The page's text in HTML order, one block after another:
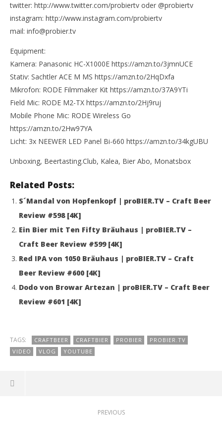
twitter: http://www.twitter.com/probiertv oder @probiertv
instagram: http://www.instagram.com/probiertv
mail: info@probier.tv
Equipment:
Kamera: Panasonic HC-X1000E https://amzn.to/3jmnUCE
Stativ: Sachtler ACE M MS https://amzn.to/2HqDxfa
Mikrofon: RODE Filmmaker Kit https://amzn.to/37A9YTi
Field Mic: RODE M2-TX https://amzn.to/2Hj9ruj
Mobile Phone Mic: RODE Wireless Go
https://amzn.to/2Hw97YA
Licht: 3x NEEWER LED Panel Bi-660 https://amzn.to/34kgUBU
Unboxing, Beertasting.Club, Kalea, Bier Abo, Monatsbox
Related Posts:
S´Mandal von Hopfenkopf | proBIER.TV – Craft Beer
Review #598 [4K]
Ein Bier mit Ten Fifty Bräuhaus | proBIER.TV –
Craft Beer Review #599 [4K]
Red IPA von 1050 Bräuhaus | proBIER.TV – Craft
Beer Review #600 [4K]
Dodo von Browar Artezan | proBIER.TV – Craft Beer
Review #601 [4K]
TAGS: CRAFTBEER CRAFTBIER PROBIER
PROBIER.TV
VIDEO
VLOG YOUTUBE
PREVIOUS